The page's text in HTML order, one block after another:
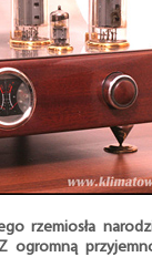
rzemiosła
ogromną